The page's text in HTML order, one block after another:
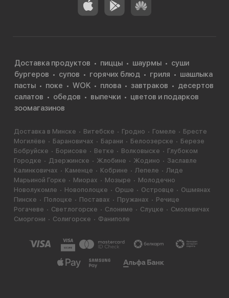
Доставка продуктов пиццы шаурмы
суши
бургеров
супов горячих блюд гриля
шашлыка
пасты
поке WOK плова завтраков
десертов
салатов
обедов выпечки
цветов и подарков
зоомагазинов
Доставка в Минске Витебске Гродно Гомеле
Бресте
Могилёве
Барановичах Барани Белоозерске
Березе
Бобруйске
Борисове Ветке Волковыске
Глубоком
Городке
Дзержинске Жлобине Жодино
Заславле
Калинковичах
Каменце Кобрине Лепеле
Лиде
Марьиной Горке
Миорах Мозыре
Молодечно
Новолукомле
Новополоцке Орше Островце
Ошмянах
Пинске
Полоцке Поставах Пружанах
Речице
Рогачеве
Светлогорске Слониме Слуцке
Смолевичах
Сморгони
Солигорске Фаниполе